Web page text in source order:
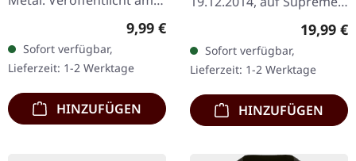
08.03.2004, auf Supreme
Chaos Records. CD im
Jewelcase mit 16-seitigem
Booklet.…
Regulärer Preis:
9,99 €
Sofort verfügbar,
Lieferzeit: 1-2 Werktage
HINZUFÜGEN
Transparentes Vinyl mit
Insert. Limitiert auf 200
handnummerierte…
19,99 €
Sofort verfügbar,
Lieferzeit: 1-2 Werktage
HINZUFÜGEN